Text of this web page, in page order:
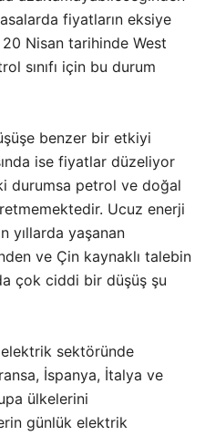
fiyatların eksiye
Nisan tarihinde West
sınıfı için bu durum
benzer bir etkiyi
ise fiyatlar düzeliyor
durumsa petrol ve doğal
Ucuz enerji
yıllarda yaşanan
ve Çin kaynaklı talebin
çok ciddi bir düşüş şu
sektöründe
İspanya, İtalya ve
ülkelerini
günlük elektrik